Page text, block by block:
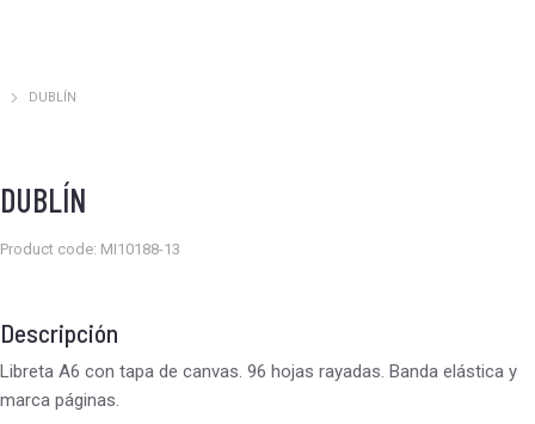
Estás aquí:
DUBLÍN
DUBLÍN
Product code: MI10188-13
Descripción
Libreta A6 con tapa de canvas. 96 hojas rayadas. Banda elástica y
marca páginas.